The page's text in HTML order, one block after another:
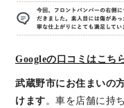
Googleの口コミはこち
武蔵野市にお住まいの
けます。車を店舗に持